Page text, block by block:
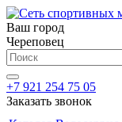
Ваш город
Череповец
+7 921 254 75 05
Заказать звонок